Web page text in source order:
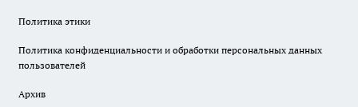
Политика этики
Политика конфиденциальности и обработки персональных данных
пользователей
Архив